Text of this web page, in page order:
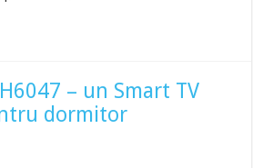
– un Smart TV
dormitor